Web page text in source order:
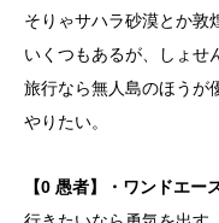
そりゃサハラ砂漠とか敦
いくつもあるが、しょせ
旅行なら無人島のほうが
やりたい。
【0 愚者】・ワンドエー